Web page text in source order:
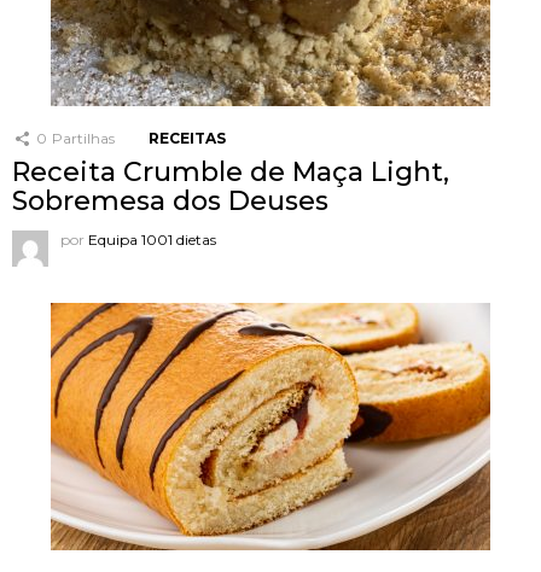
0 Partilhas RECEITAS
Receita Crumble de Maça Light,
Sobremesa dos Deuses
por Equipa 1001 dietas